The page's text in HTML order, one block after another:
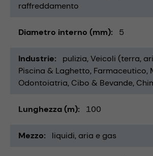
raffreddamento
Diametro interno (mm) 5
Industrie pulizia Veicoli (terra,
Piscina & Laghetto Farmaceutico
Odontoiatria Cibo & Bevande
Lunghezza (m) 100
Mezzo liquidi aria e gas